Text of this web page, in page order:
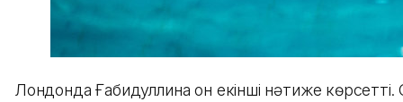
Лондонда Ғабидуллина он екінші нәтиже